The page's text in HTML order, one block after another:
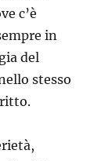
c’è
in
del
stesso